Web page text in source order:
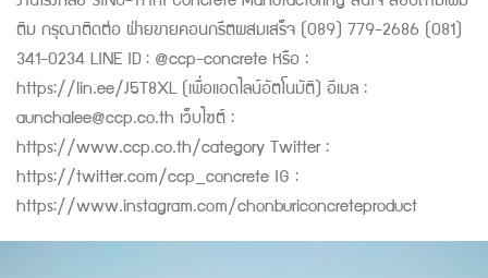
ติม กรุณาติดต่อ ฝ่ายขายคอนกรีตผสมเสร็จ (089) 779-2686 (081)
341-0234 LINE ID : @ccp-concrete หรือ :
https://lin.ee/J5T8XL (เพื่อเเอดไลน์อัตโนมัติ) อีเมล :
aunchalee@ccp.co.th เว็บไซต์ :
https://www.ccp.co.th/category Twitter :
https://twitter.com/ccp_concrete IG :
https://www.instagram.com/chonburiconcreteproduct